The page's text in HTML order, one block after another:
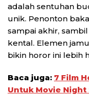
adalah sentuhan
unik. Penonton
sampai akhir,
kental. Elemen
bikin horor ini lebih
Baca juga: 7 Film
Untuk Movie Night